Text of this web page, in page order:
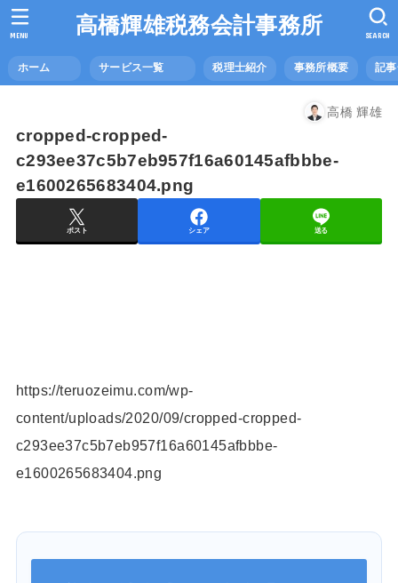
高橋輝雄税務会計事務所
ホーム サービス一覧 税理士紹介 事務所概要 記
SEARCH
MENU
高橋 輝雄
cropped-cropped-
c293ee37c5b7eb957f16a60145afbbbe-
e1600265683404.png
ポスト シェア 送る
https://teruozeimu.com/wp-
content/uploads/2020/09/cropped-cropped-
c293ee37c5b7eb957f16a60145afbbbe-
e1600265683404.png